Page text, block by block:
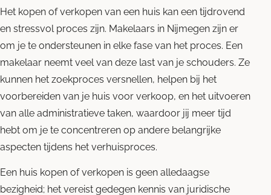
Het kopen of verkopen van een huis kan een tijdrovend
en stressvol proces zijn. Makelaars in Nijmegen zijn er
om je te ondersteunen in elke fase van het proces. Een
makelaar neemt veel van deze last van je schouders. Ze
kunnen het zoekproces versnellen, helpen bij het
voorbereiden van je huis voor verkoop, en het uitvoeren
van alle administratieve taken, waardoor jij meer tijd
hebt om je te concentreren op andere belangrijke
aspecten tijdens het verhuisproces.
Een huis kopen of verkopen is geen alledaagse
bezigheid; het vereist gedegen kennis van juridische